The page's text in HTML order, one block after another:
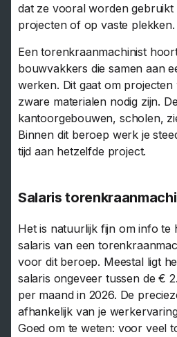
dat ze vooral worden gebruikt
projecten of op vaste plekken.
Een torenkraanmachinist
bouwvakkers die samen aan
werken. Dit gaat om
zware materialen nodig zijn.
kantoorgebouwen, scholen,
Binnen dit beroep werk je
tijd aan hetzelfde project.
Salaris
Het is natuurlijk fijn om info te
salaris van een
voor dit beroep. Meestal ligt
salaris ongeveer tussen de €
per maand in 2026. De
afhankelijk van je
Goed om te weten: voor veel